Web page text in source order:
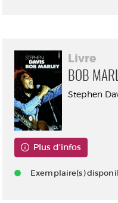
Livre
BOB
Stephen
Plus d'infos
Exemplaire(s)